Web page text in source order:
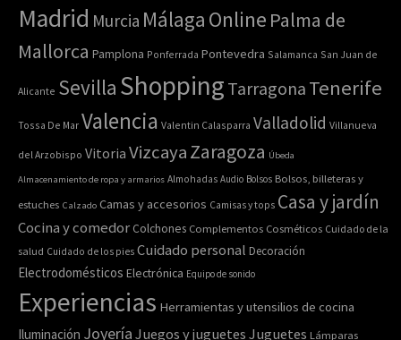
Madrid Murcia Málaga Online Palma de
Mallorca Pamplona Ponferrada Pontevedra Salamanca San Juan de
Alicante Sevilla Shopping Tarragona Tenerife
Tossa De Mar Valencia Valentin Calasparra Valladolid Villanueva
del Arzobispo Vitoria VizcayaZaragoza Úbeda
Almacenamiento de ropa y armarios Almohadas Audio Bolsos Bolsos, billeteras y
estuches Calzado Camas y accesorios Camisas y tops Casa y jardín
Cocina y comedor Colchones Complementos Cosméticos Cuidado de la
salud Cuidado de los pies Cuidado personal Decoración
Electrodomésticos Electrónica Equipo de sonido
Experiencias Herramientas y utensilios de cocina
Iluminación Joyería Juegos y juguetes Juguetes Lámparas